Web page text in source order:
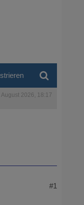
August 2026, 18:17
#1